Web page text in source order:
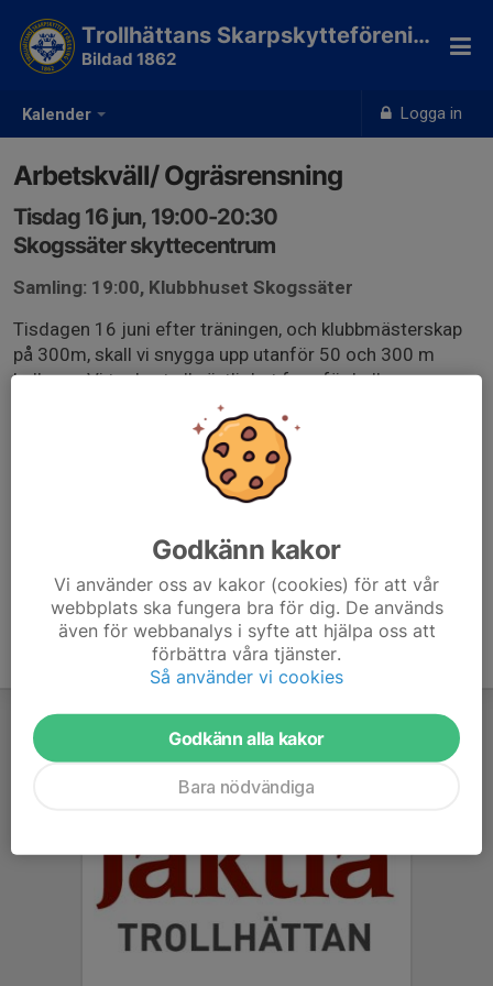
Kalender Logga in
Trollhättans Skarpskytteförening
Bildad 1862
Arbetskväll/ Ogräsrensning
Tisdag 16 jun, 19:00-20:30
Skogssäter skyttecentrum
Samling: 19:00, Klubbhuset Skogssäter
Tisdagen 16 juni efter träningen, och klubbmästerskap
på 300m, skall vi snygga upp utanför 50 och 300 m
hallarna. Vi tar bort all växtlighet framför hallarna.
Alla som kan / vill tar med lämpliga redskap
(gångskyfflar, krattor, spadar osv) så hjälps vi åt!
Korv kommer att grillas, kaffe och dricka finns också.
Godkänn kakor
Vi använder oss av kakor (cookies) för att vår
webbplats ska fungera bra för dig. De används
även för webbanalys i syfte att hjälpa oss att
förbättra våra tjänster.
Så använder vi cookies
Godkänn alla kakor
Bara nödvändiga